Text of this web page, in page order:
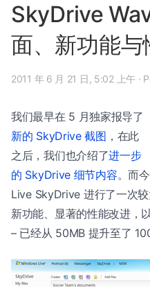
SkyDrive
面、新功能与
2011 年 6 月 21 日, 5:02 上午 ·
我们最早在 5 月独家报导了
新的 SkyDrive 截图 ，在此
之后，我们也介绍了进一步
的 SkyDrive 细节内容。而
Live SkyDrive 进行了一次较
新功能、显著的性能改进，
– 已经从 50MB 提升至了